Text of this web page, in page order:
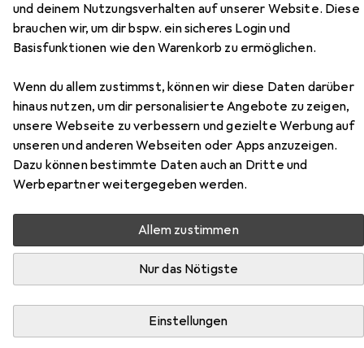
und deinem Nutzungsverhalten auf unserer Website. Diese
brauchen wir, um dir bspw. ein sicheres Login und
Basisfunktionen wie den Warenkorb zu ermöglichen.
Wenn du allem zustimmst, können wir diese Daten darüber
hinaus nutzen, um dir personalisierte Angebote zu zeigen,
unsere Webseite zu verbessern und gezielte Werbung auf
unseren und anderen Webseiten oder Apps anzuzeigen.
Dazu können bestimmte Daten auch an Dritte und
Werbepartner weitergegeben werden.
Allem zustimmen
Nur das Nötigste
Einstellungen
EUR
80,–
Esprit #relaxx
Zubehör für Esprit #relaxx
Hier findest du passendes Zubehör zum Produkt Esprit
#relaxx aus den Kategorien Nassreiniger Zubehör und
Relevanz